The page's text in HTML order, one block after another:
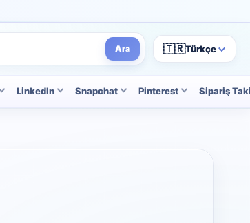
Ara 🇹🇷Türkçe
LinkedIn Snapchat Pinterest Sipariş